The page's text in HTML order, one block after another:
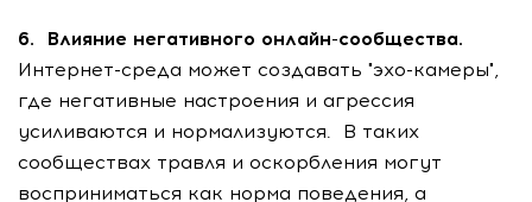
6. Влияние негативного онлайн-сообщества.
Интернет-среда может создавать "эхо-камеры",
где негативные настроения и агрессия
усиливаются и нормализуются. В таких
сообществах травля и оскорбления могут
восприниматься как норма поведения, а